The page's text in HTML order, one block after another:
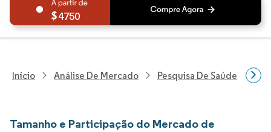
4750
Início Análise De Mercado Pesquisa De Saúde
Tamanho e Participação do Mercado de